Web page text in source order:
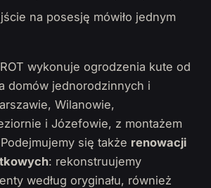
na posesję mówiło jednym
wykonuje ogrodzenia kute od
domów jednorodzinnych i
Wilanowie,
i Józefowie, z montażem
się także renowacji
: rekonstruujemy
według oryginału, również